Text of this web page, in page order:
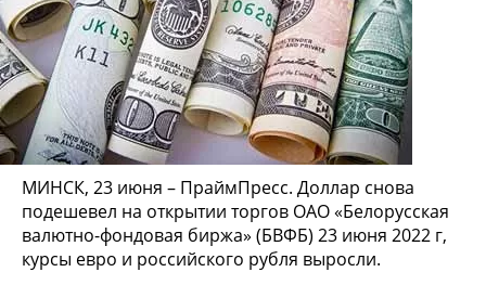
МИНСК, 23 июня – ПраймПресс. Доллар снова
подешевел на открытии торгов ОАО «Белорусская
валютно-фондовая биржа» (БВФБ) 23 июня 2022 г,
курсы евро и российского рубля выросли.